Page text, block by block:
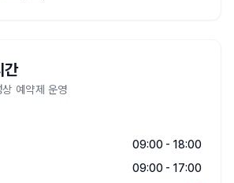
간
예약제 운영
09:00 - 18:00
09:00 - 17:00